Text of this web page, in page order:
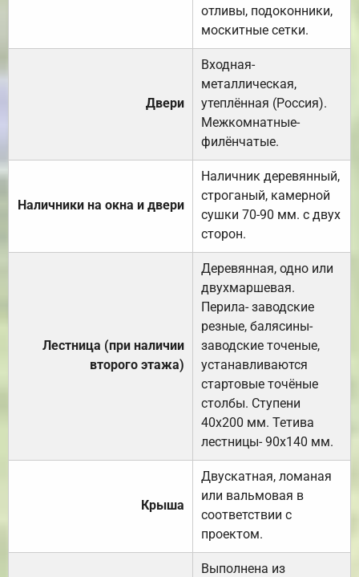
отливы, подоконники,
москитные сетки.
Двери
Входная-
металлическая,
утеплённая (Россия).
Межкомнатные-
филёнчатые.
Наличники на окна и двери
Наличник деревянный,
строганый, камерной
сушки 70-90 мм. с двух
сторон.
Лестница (при наличии
второго этажа)
Деревянная, одно или
двухмаршевая.
Перила- заводские
резные, балясины-
заводские точеные,
устанавливаются
стартовые точёные
столбы. Ступени
40х200 мм. Тетива
лестницы- 90х140 мм.
Крыша
Двускатная, ломаная
или вальмовая в
соответствии с
проектом.
Выполнена из